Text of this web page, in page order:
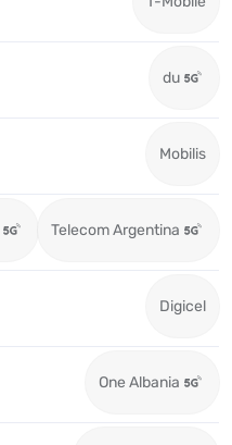
du
Mobilis
Telecom Argentina
Digicel
One Albania